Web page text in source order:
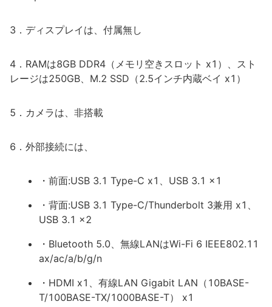
3．ディスプレイは、付属無し
4．RAMは8GB DDR4（メモリ空きスロット x1）、スト
レージは250GB、M.2 SSD（2.5インチ内蔵ベイ x1）
5．カメラは、非搭載
6．外部接続には、
・前面:USB 3.1 Type-C x1、USB 3.1 x1
・背面:USB 3.1 Type-C/Thunderbolt 3兼用 x1、
USB 3.1 x2
・Bluetooth 5.0、無線LANはWi-Fi 6 IEEE802.11
ax/ac/a/b/g/n
・HDMI x1、有線LAN Gigabit LAN（10BASE-
T/100BASE-TX/1000BASE-T） x1